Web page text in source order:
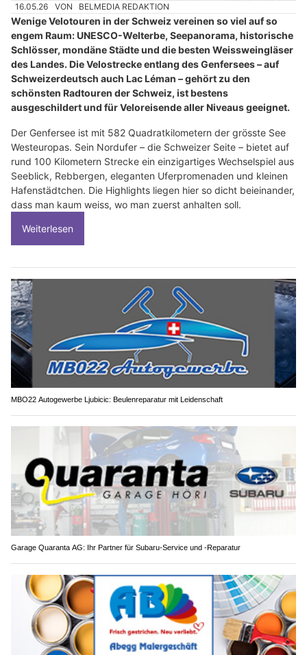
16.05.26 VON BELMEDIA REDAKTION
Wenige Velotouren in der Schweiz vereinen so viel auf so
engem Raum: UNESCO-Welterbe, Seepanorama, historische
Schlösser, mondäne Städte und die besten Weissweingläser
des Landes. Die Velostrecke entlang des Genfersees – auf
Schweizerdeutsch auch Lac Léman – gehört zu den
schönsten Radtouren der Schweiz, ist bestens
ausgeschildert und für Veloreisende aller Niveaus geeignet.
Der Genfersee ist mit 582 Quadratkilometern der grösste See
Westeuropas. Sein Nordufer – die Schweizer Seite – bietet auf
rund 100 Kilometern Strecke ein einzigartiges Wechselspiel aus
Seeblick, Rebbergen, eleganten Uferpromenaden und kleinen
Hafenstädtchen. Die Highlights liegen hier so dicht beieinander,
dass man kaum weiss, wo man zuerst anhalten soll.
Weiterlesen
MBO22 Autogewerbe Ljubicic: Beulenreparatur mit Leidenschaft
Garage Quaranta AG: Ihr Partner für Subaru-Service und -Reparatur